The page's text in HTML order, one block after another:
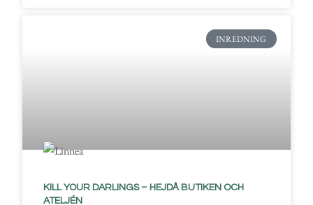
INREDNING
KILL YOUR DARLINGS – HEJDÅ BUTIKEN OCH
ATELJÉN